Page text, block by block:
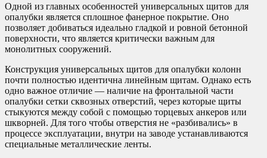
Одной из главных особенностей универсальных щитов для
опалубки является сплошное фанерное покрытие. Оно
позволяет добиваться идеально гладкой и ровной бетонной
поверхности, что является критически важным для
монолитных сооружений.
Конструкция универсальных щитов для опалубки колонн
почти полностью идентична линейным щитам. Однако есть
одно важное отличие — наличие на фронтальной части
опалубки сетки сквозных отверстий, через которые щиты
стыкуются между собой с помощью торцевых анкеров или
шкворней. Для того чтобы отверстия не «разбивались» в
процессе эксплуатации, внутри на заводе устанавливаются
специальные металлические ленты.